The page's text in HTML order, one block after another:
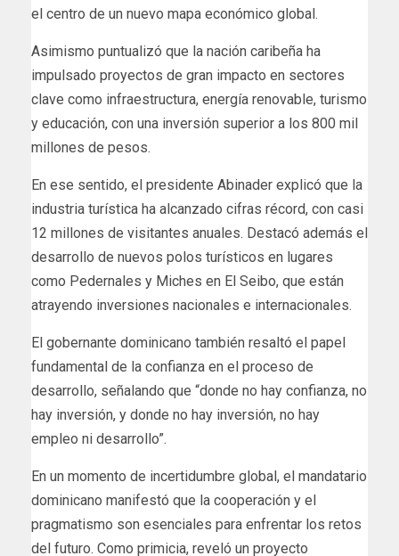
el centro de un nuevo mapa económico global.
Asimismo puntualizó que la nación caribeña ha
impulsado proyectos de gran impacto en sectores
clave como infraestructura, energía renovable, turismo
y educación, con una inversión superior a los 800 mil
millones de pesos.
En ese sentido, el presidente Abinader explicó que la
industria turística ha alcanzado cifras récord, con casi
12 millones de visitantes anuales. Destacó además el
desarrollo de nuevos polos turísticos en lugares
como Pedernales y Miches en El Seibo, que están
atrayendo inversiones nacionales e internacionales.
El gobernante dominicano también resaltó el papel
fundamental de la confianza en el proceso de
desarrollo, señalando que “donde no hay confianza, no
hay inversión, y donde no hay inversión, no hay
empleo ni desarrollo”.
En un momento de incertidumbre global, el mandatario
dominicano manifestó que la cooperación y el
pragmatismo son esenciales para enfrentar los retos
del futuro. Como primicia, reveló un proyecto